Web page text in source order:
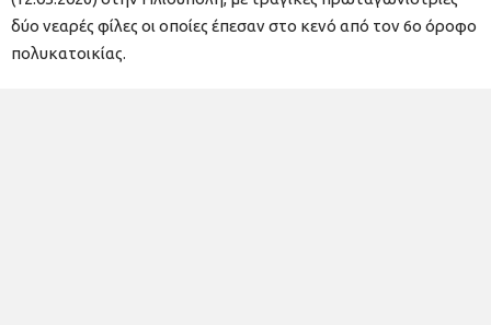
δύο νεαρές φίλες οι οποίες έπεσαν στο κενό από τον 6ο όροφο
πολυκατοικίας.